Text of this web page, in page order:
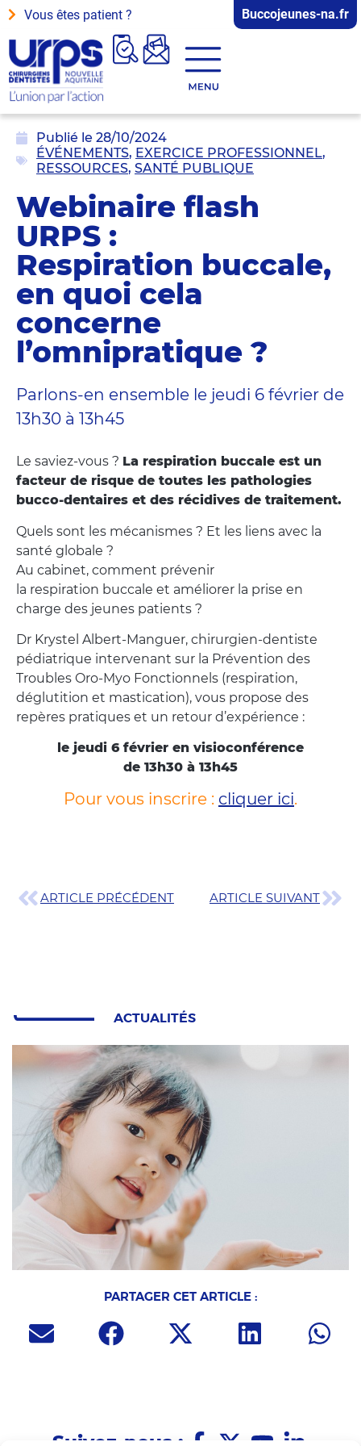
Vous êtes patient ? Buccojeunes-na.fr
ACTUALITÉS
PARTAGER CET ARTICLE :
Publié le 28/10/2024
ÉVÉNEMENTS, EXERCICE PROFESSIONNEL,
RESSOURCES, SANTÉ PUBLIQUE
Webinaire flash
URPS :
Respiration buccale,
en quoi cela
concerne
l’omnipratique ?
Parlons-en ensemble le jeudi 6 février de
13h30 à 13h45
Le saviez-vous ? La respiration buccale est un
facteur de risque de toutes les pathologies
bucco-dentaires et des récidives de traitement.
Quels sont les mécanismes ? Et les liens avec la
santé globale ?
Au cabinet, comment prévenir
la respiration buccale et améliorer la prise en
charge des jeunes patients ?
Dr Krystel Albert-Manguer, chirurgien-dentiste
pédiatrique intervenant sur la Prévention des
Troubles Oro-Myo Fonctionnels (respiration,
déglutition et mastication), vous propose des
repères pratiques et un retour d’expérience :
le jeudi 6 février en visioconférence
de 13h30 à 13h45
Pour vous inscrire : cliquer ici.
ARTICLE PRÉCÉDENT ARTICLE SUIVANT